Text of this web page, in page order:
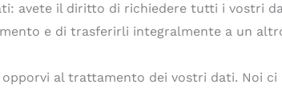
avete il diritto di richiedere tutti i vostri
e di trasferirli integralmente a un
al trattamento dei vostri dati. Noi ci